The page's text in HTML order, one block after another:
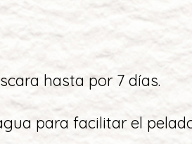
hasta por 7 días.
para facilitar el